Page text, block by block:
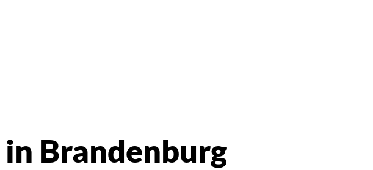
Brandenburg